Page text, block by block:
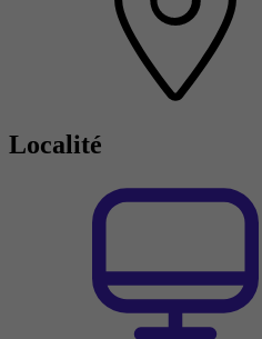
Localité